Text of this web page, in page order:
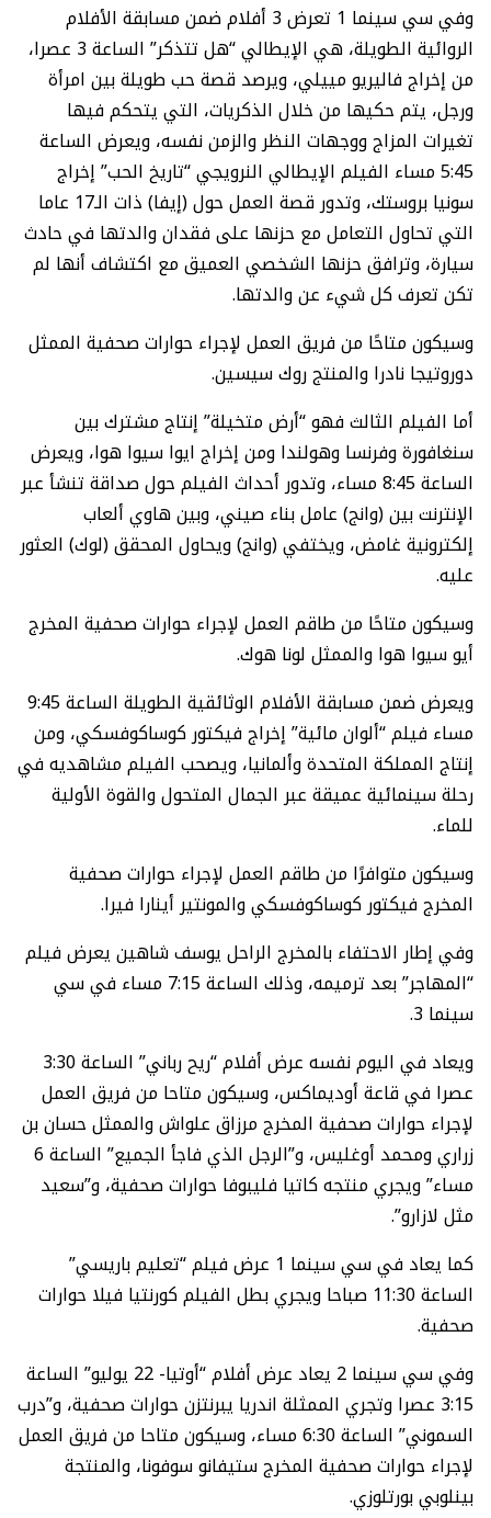
وفي سي سينما 1 تعرض 3 أفلام ضمن مسابقة الأفلام
الروائية الطويلة، هي الإيطالي “هل تتذكر” الساعة 3 عصرا،
من إخراج فاليريو مييلي، ويرصد قصة حب طويلة بين امرأة
ورجل، يتم حكيها من خلال الذكريات، التي يتحكم فيها
تغيرات المزاج ووجهات النظر والزمن نفسه، ويعرض الساعة
5:45 مساء الفيلم الإيطالي النرويجي “تاريخ الحب” إخراج
سونيا بروستك، وتدور قصة العمل حول (إيفا) ذات الـ17 عاما
التي تحاول التعامل مع حزنها على فقدان والدتها في حادث
سيارة، وترافق حزنها الشخصي العميق مع اكتشاف أنها لم
تكن تعرف كل شيء عن والدتها.
وسيكون متاحًا من فريق العمل لإجراء حوارات صحفية الممثل
دوروتيجا نادرا والمنتج روك سيسين.
أما الفيلم الثالث فهو “أرض متخيلة” إنتاج مشترك بين
سنغافورة وفرنسا وهولندا ومن إخراج ايوا سيوا هوا، ويعرض
الساعة 8:45 مساء، وتدور أحداث الفيلم حول صداقة تنشأ عبر
الإنترنت بين (وانج) عامل بناء صيني، وبين هاوي ألعاب
إلكترونية غامض، ويختفي (وانج) ويحاول المحقق (لوك) العثور
عليه.
وسيكون متاحًا من طاقم العمل لإجراء حوارات صحفية المخرج
أيو سيوا هوا والممثل لونا هوك.
ويعرض ضمن مسابقة الأفلام الوثائقية الطويلة الساعة 9:45
مساء فيلم “ألوان مائية” إخراج فيكتور كوساكوفسكي، ومن
إنتاج المملكة المتحدة وألمانيا، ويصحب الفيلم مشاهديه في
رحلة سينمائية عميقة عبر الجمال المتحول والقوة الأولية
للماء.
وسيكون متوافرًا من طاقم العمل لإجراء حوارات صحفية
المخرج فيكتور كوساكوفسكي والمونتير أينارا فيرا.
وفي إطار الاحتفاء بالمخرج الراحل يوسف شاهين يعرض فيلم
“المهاجر” بعد ترميمه، وذلك الساعة 7:15 مساء في سي
سينما 3.
ويعاد في اليوم نفسه عرض أفلام “ريح رباني” الساعة 3:30
عصرا في قاعة أوديماكس، وسيكون متاحا من فريق العمل
لإجراء حوارات صحفية المخرج مرزاق علواش والممثل حسان بن
زراري ومحمد أوغليس، و”الرجل الذي فاجأ الجميع” الساعة 6
مساء” ويجري منتجه كاتيا فليبوفا حوارات صحفية، و”سعيد
مثل لازارو”.
كما يعاد في سي سينما 1 عرض فيلم “تعليم باريسي”
الساعة 11:30 صباحا ويجري بطل الفيلم كورنتيا فيلا حوارات
صحفية.
وفي سي سينما 2 يعاد عرض أفلام “أوتيا- 22 يوليو” الساعة
3:15 عصرا وتجري الممثلة اندريا يبرنتزن حوارات صحفية، و”درب
السموني” الساعة 6:30 مساء، وسيكون متاحا من فريق العمل
لإجراء حوارات صحفية المخرج ستيفانو سوفونا، والمنتجة
بينلوبي بورتلوزي.